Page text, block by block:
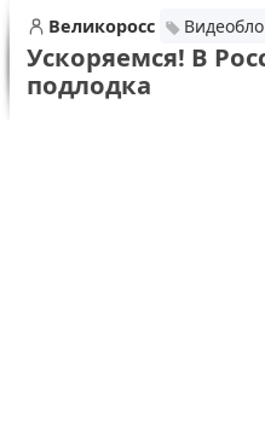
Великоросс
Ускоряемся! В
подлодка